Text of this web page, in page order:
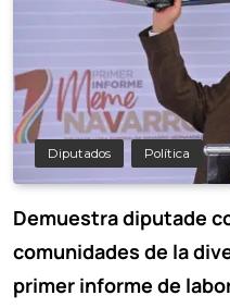
Diputados Política
Demuestra diputade
comunidades de la
primer informe de